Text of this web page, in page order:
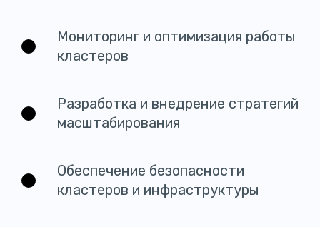
Мониторинг и оптимизация работы
кластеров
Разработка и внедрение стратегий
масштабирования
Обеспечение безопасности
кластеров и инфраструктуры